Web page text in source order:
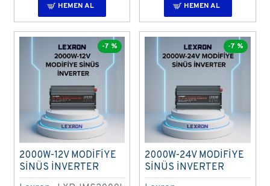
HEMEN AL HEMEN AL
-7 %
2000W-12V MODİFİYE
SİNÜS İNVERTER
-7 %
2000W-24V MODİFİYE
SİNÜS İNVERTER